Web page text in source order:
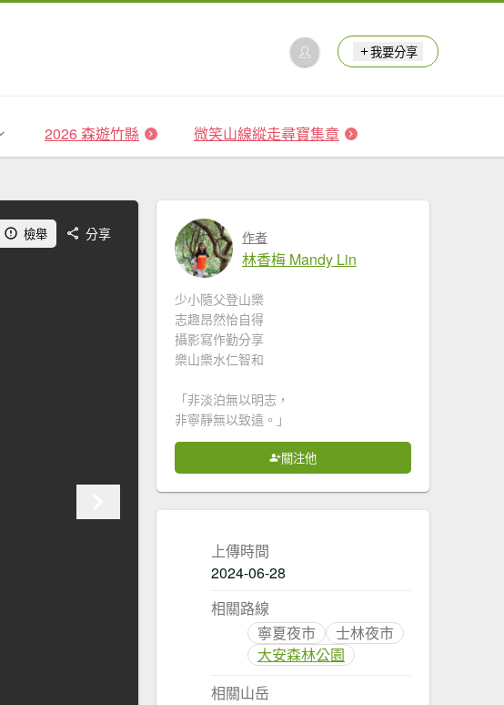
我要分享
2026 森遊竹縣 微笑山線縱走尋寶集章
檢舉 分享 作者
林香梅 Mandy Lin
少小隨父登山樂
志趣昂然怡自得
攝影寫作勤分享
樂山樂水仁智和
「非淡泊無以明志，
非寧靜無以致遠。」
關注他
上傳時間
2024-06-28
相關路線
寧夏夜市
士林夜市
大安森林公園
相關山岳